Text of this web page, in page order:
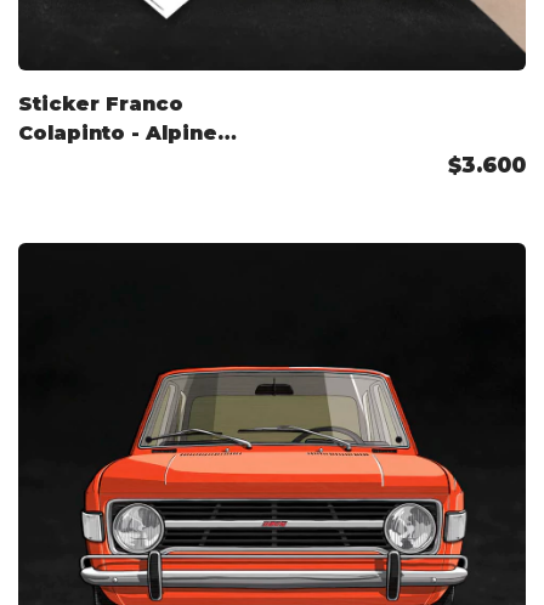
Sticker Franco
Colapinto - Alpine
$3.600